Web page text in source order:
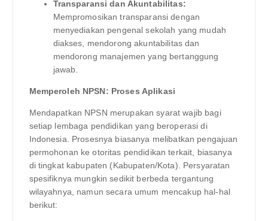
Transparansi dan Akuntabilitas:
Mempromosikan transparansi dengan
menyediakan pengenal sekolah yang mudah
diakses, mendorong akuntabilitas dan
mendorong manajemen yang bertanggung
jawab.
Memperoleh NPSN: Proses Aplikasi
Mendapatkan NPSN merupakan syarat wajib bagi
setiap lembaga pendidikan yang beroperasi di
Indonesia. Prosesnya biasanya melibatkan pengajuan
permohonan ke otoritas pendidikan terkait, biasanya
di tingkat kabupaten (Kabupaten/Kota). Persyaratan
spesifiknya mungkin sedikit berbeda tergantung
wilayahnya, namun secara umum mencakup hal-hal
berikut: